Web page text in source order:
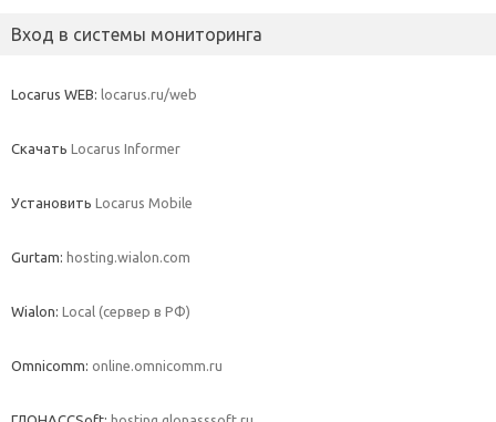
Вход в системы мониторинга
Locarus WEB: locarus.ru/web
Скачать Locarus Informer
Установить Locarus Mobile
Gurtam: hosting.wialon.com
Wialon: Local (сервер в РФ)
Omnicomm: online.omnicomm.ru